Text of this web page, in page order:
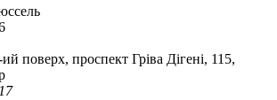
поверх, проспект Гріва Дігені, 115,